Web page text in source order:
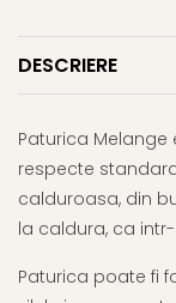
DESCRIERE
Paturica
respecte
calduroasa, din
la caldura, ca
Paturica poate fi